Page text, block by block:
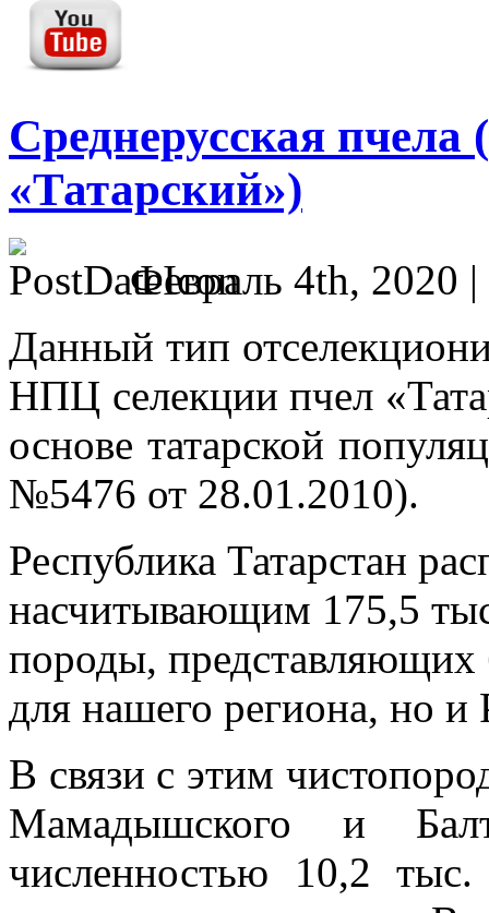
Среднерусская
«Татарский»)
Февраль 4th, 2020 |
Данный тип
НПЦ селекции пчел
основе татарской
№5476 от 28.01.2010).
Республика Татарстан
насчитывающим 175,5
породы, представляющих
для нашего региона, но
В связи с этим
Мамадышского и
численностью 10,2 тыс.